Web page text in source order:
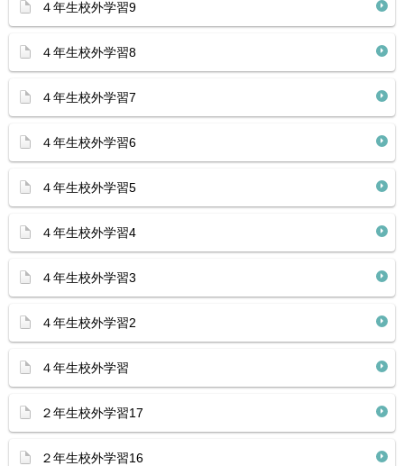
４年生校外学習9
４年生校外学習8
４年生校外学習7
４年生校外学習6
４年生校外学習5
４年生校外学習4
４年生校外学習3
４年生校外学習2
４年生校外学習
２年生校外学習17
２年生校外学習16